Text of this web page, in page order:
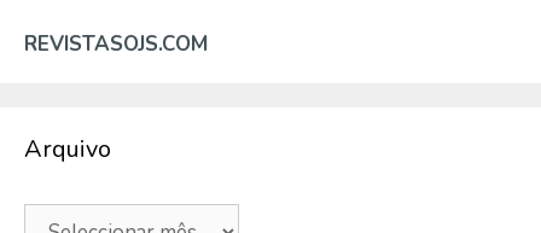
REVISTASOJS.COM
Arquivo
Arquivo